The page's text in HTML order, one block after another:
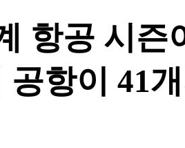
항공 시
공항이 41